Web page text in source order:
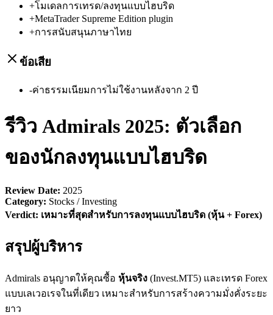
+โมเดลการเทรด/ลงทุนแบบไฮบริด
+MetaTrader Supreme Edition plugin
+การสนับสนุนภาษาไทย
ข้อเสีย
-ค่าธรรมเนียมการไม่ใช้งานหลังจาก 2 ปี
รีวิว Admirals 2025: ตัวเลือก
ของนักลงทุนแบบไฮบริด
Review Date: 2025
Category: Stocks / Investing
Verdict: เหมาะที่สุดสำหรับการลงทุนแบบไฮบริด (หุ้น + Forex)
สรุปผู้บริหาร
Admirals อนุญาตให้คุณซื้อ หุ้นจริง (Invest.MT5) และเทรด Forex
แบบเลเวอเรจในที่เดียว เหมาะสำหรับการสร้างความมั่งคั่งระยะ
ยาว